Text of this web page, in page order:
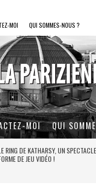
MOI QUI SOMMES-NOUS ?
MOI QUI
RING DE KATHARSY, UN
DE JEU VIDÉO !